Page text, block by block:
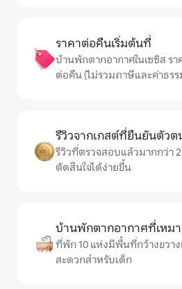
ราคาต่อคืนเริ่มต้นที่
บ้านพักตากอากาศในเซซิส รา
ต่อคืน (ไม่รวมภาษีและค่าธรร
รีวิวจากเกสต์ที่ยืนยันตัวต
รีวิวที่ตรวจสอบแล้วมากกว่า
ตัดสินใจได้ง่ายขึ้น
บ้านพักตากอากาศที่เหม
ที่พัก 10 แห่งมีพื้นที่กว้างขวา
สะดวกสำหรับเด็ก